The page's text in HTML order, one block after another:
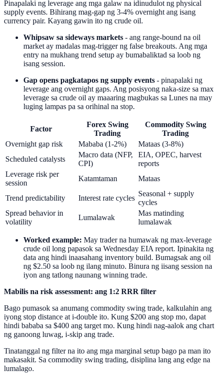
Pinapalaki ng leverage ang mga galaw na idinudulot ng physical
supply events. Bihirang mag-gap ng 3-4% overnight ang isang
currency pair. Kayang gawin ito ng crude oil.
Whipsaw sa sideways markets - ang range-bound na oil
market ay madalas mag-trigger ng false breakouts. Ang mga
entry na mukhang trend setup ay bumabaliktad sa loob ng
isang session.
Gap opens pagkatapos ng supply events - pinapalaki ng
leverage ang overnight gaps. Ang posisyong naka-size sa max
leverage sa crude oil ay maaaring magbukas sa Lunes na may
luging lampas pa sa orihinal na stop.
Factor
Forex Swing
Trading
Commodity Swing
Trading
Overnight gap risk
Mababa (1-2%)
Mataas (3-8%)
Scheduled catalysts
Macro data (NFP,
CPI)
EIA, OPEC, harvest
reports
Leverage risk per
session
Katamtaman Mataas
Trend predictability Interest rate cycles
Seasonal + supply
cycles
Spread behavior in
volatility
Lumalawak
Mas matinding
lumalawak
Worked example: May trader na humawak ng max-leverage
crude oil long papasok sa Wednesday EIA report. Ipinakita ng
data ang hindi inaasahang inventory build. Bumagsak ang oil
ng $2.50 sa loob ng ilang minuto. Binura ng iisang session na
iyon ang tatlong naunang winning trade.
Mabilis na risk assessment: ang 1:2 RRR filter
Bago pumasok sa anumang commodity swing trade, kalkulahin ang
iyong stop distance at i-double ito. Kung $200 ang stop mo, dapat
hindi bababa sa $400 ang target mo. Kung hindi nag-aalok ang chart
ng ganoong luwag, i-skip ang trade.
Tinatanggal ng filter na ito ang mga marginal setup bago pa man ito
makasakit. Sa commodity swing trading, disiplina lang ang edge na
lumalago.